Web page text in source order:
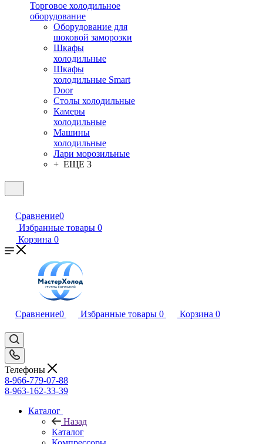
Торговое холодильное
оборудование
Оборудование для
шоковой заморозки
Шкафы
холодильные
Шкафы
холодильные Smart
Door
Столы холодильные
Камеры
холодильные
Машины
холодильные
Лари морозильные
+ ЕЩЕ 3
Сравнение0
Избранные товары 0
Корзина 0
Сравнение0 Избранные товары 0 Корзина 0
Телефоны
8-966-779-07-88
8-963-162-33-39
Каталог
Назад
Каталог